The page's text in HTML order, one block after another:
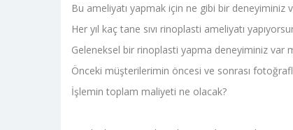
Bu ameliyatı yapmak için ne gibi bir deneyiminiz
Her yıl kaç tane sıvı rinoplasti ameliyatı
Geleneksel bir rinoplasti yapma deneyiminiz var
Önceki müşterilerimin öncesi ve sonrası
İşlemin toplam maliyeti ne olacak?